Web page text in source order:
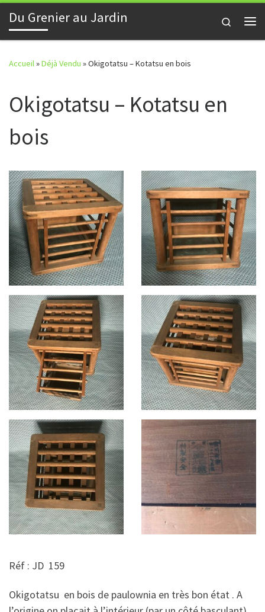
Skip to content
Du Grenier au Jardin
Search
Accueil»Déjà Vendu »Okigotatsu – Kotatsu en bois
Okigotatsu – Kotatsu en
bois
Réf : JD 159
Okigotatsu en bois de paulownia en très bon état . A